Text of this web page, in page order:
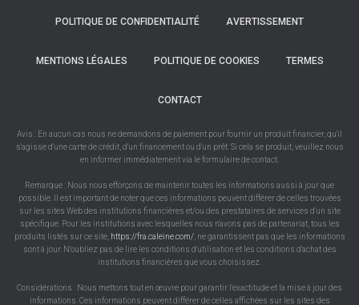
POLITIQUE DE CONFIDENTIALITÉ AVERTISSEMENT
MENTIONS LÉGALES POLITIQUE DE COOKIES TERMES
CONTACT
Avis : En aucun cas nous ne demandons de paiement pour fournir un produit financier, qu'il
s'agisse d'une carte de crédit, d'un financement ou d'un prêt. Si cela se produit, veuillez nous
en informer immédiatement via le formulaire de contact.
Remarque : Nous nous efforçons de maintenir toutes les informations aussi à jour que
possible. Il est important de noter que ces informations peuvent différer de celles trouvées
sur les sites Web des institutions financières et/ou des prestataires de services d'un site
spécifique. Pour les institutions avec lesquelles nous n'avons pas de partenariat, tous les
produits listés sur ce site, https://fra.caleine.com/, ne garantissent pas que les informations
sont à jour. N'oubliez pas de lire les conditions d'utilisation et les conditions d'achat des
institutions financières que vous choisissez.
Considérations : Nous mettons tout en œuvre pour garantir l'exactitude et la mise à jour des
informations. Ces informations peuvent différer de celles affichées sur les sites des